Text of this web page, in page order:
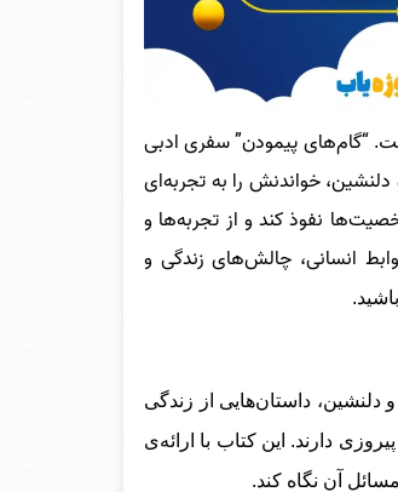
“گام‌های پیمودن” سفری ادبی
خواندنش را به تجربه‌ای
نفوذ کند و از تجربه‌ها و
انسانی، چالش‌های زندگی و
دلنشین، داستان‌هایی از زندگی
دارند. این کتاب با ارائه‌ی
آن نگاه کند.